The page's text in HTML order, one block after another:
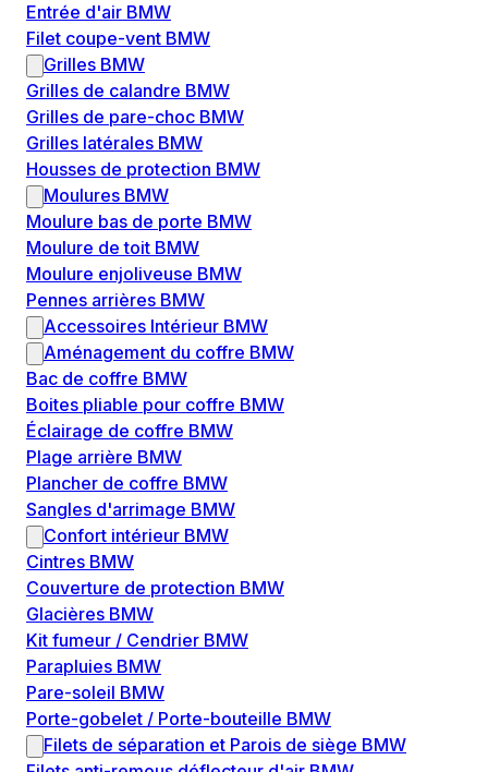
Entrée d'air BMW
Filet coupe-vent BMW
Grilles BMW
Grilles de calandre BMW
Grilles de pare-choc BMW
Grilles latérales BMW
Housses de protection BMW
Moulures BMW
Moulure bas de porte BMW
Moulure de toit BMW
Moulure enjoliveuse BMW
Pennes arrières BMW
Accessoires Intérieur BMW
Aménagement du coffre BMW
Bac de coffre BMW
Boites pliable pour coffre BMW
Éclairage de coffre BMW
Plage arrière BMW
Plancher de coffre BMW
Sangles d'arrimage BMW
Confort intérieur BMW
Cintres BMW
Couverture de protection BMW
Glacières BMW
Kit fumeur / Cendrier BMW
Parapluies BMW
Pare-soleil BMW
Porte-gobelet / Porte-bouteille BMW
Filets de séparation et Parois de siège BMW